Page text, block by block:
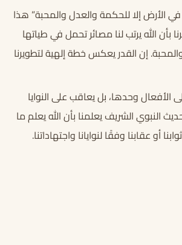
الأرض إلا للحكمة والعدل والمحبة” هذا
بأن الله يرتب لنا مصائر تحمل في طياتها
إن القدر يعكس خطة إلهية لتطويرنا
الأفعال وحدها، بل يعاقب على النوايا
النبوي الشريف يعلمنا بأن الله يعلم ما
أو عقابنا وفقًا لنوايانا واجتهاداتنا.